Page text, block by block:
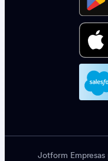
Jotform